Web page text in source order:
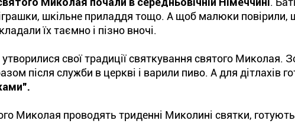
шкільне приладдя тощо. А щоб малюки повірили,
їх таємно і пізно вночі.
утворилися свої традиції святкування святого Миколая.
після служби в церкві і варили пиво. А для дітлахів
Миколая проводять триденні Миколині святки,